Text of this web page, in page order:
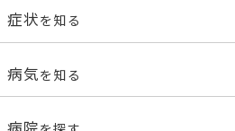
うち、1980年ケニアで
者であるフランス人技
、大量のコウモリが生息
に入っているところと、
症状を知る
病気を知る